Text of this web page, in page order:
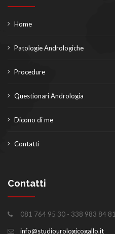
Home
Patologie Andrologiche
Procedure
Questionari Andrologia
Dicono di me
Contatti
Contatti
081 764 95 30 - 338 983 84 81
info@studiourologicogallo.it